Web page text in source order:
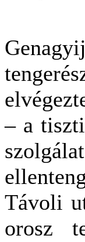
– a
Távoli
orosz